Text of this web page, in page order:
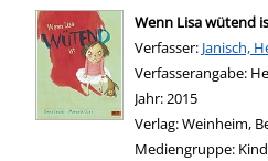
Wenn Lisa wütend
Verfasser: Suche
Janisch,
Verfasserangabe:
Jahr:2015
Verlag:Weinheim,
Mediengruppe: